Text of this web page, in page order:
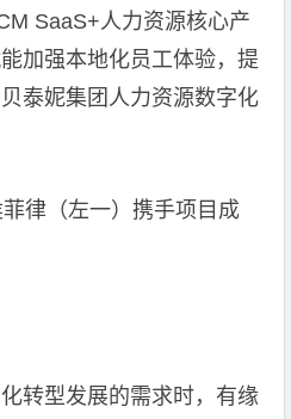
SaaS+人力资源核心产
加强本地化员工体验，提
泰妮集团人力资源数字化
律（左一）携手项目成
转型发展的需求时，有缘